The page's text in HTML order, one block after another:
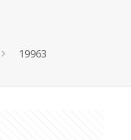
19963